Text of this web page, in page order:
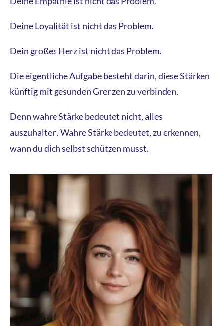
Deine Loyalität ist nicht das Problem.
Dein großes Herz ist nicht das Problem.
Die eigentliche Aufgabe besteht darin, diese Stärken
künftig mit gesunden Grenzen zu verbinden.
Denn wahre Stärke bedeutet nicht, alles
auszuhalten. Wahre Stärke bedeutet, zu erkennen,
wann du dich selbst schützen musst.